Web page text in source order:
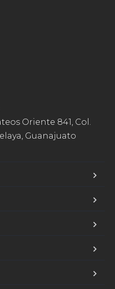
Oriente 841, Col.
Guanajuato